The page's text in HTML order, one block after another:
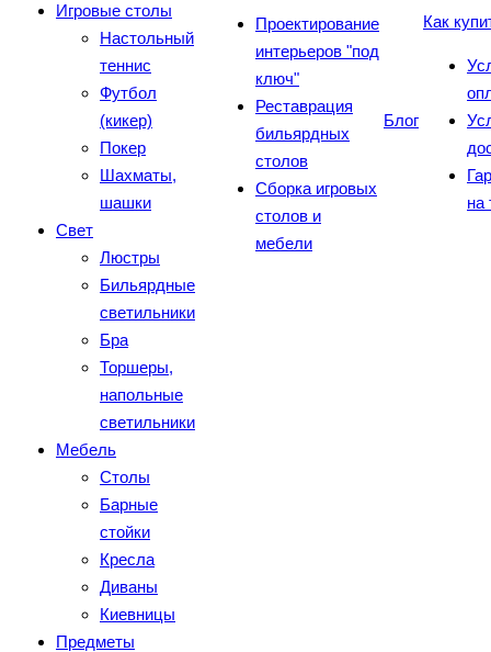
Игровые столы
Настольный
теннис
Футбол
(кикер)
Покер
Шахматы,
шашки
Свет
Люстры
Бильярдные
светильники
Бра
Торшеры,
напольные
светильники
Мебель
Столы
Барные
стойки
Кресла
Диваны
Киевницы
Предметы
Проектирование
интерьеров "под
ключ"
Реставрация
бильярдных
столов
Сборка игровых
столов и
мебели
Блог
Как
на